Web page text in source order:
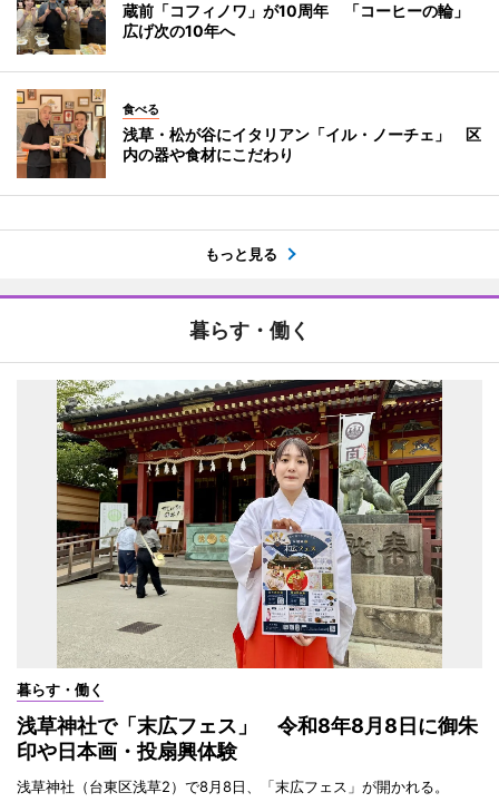
蔵前「コフィノワ」が10周年 「コーヒーの輪」
広げ次の10年へ
食べる
浅草・松が谷にイタリアン「イル・ノーチェ」 区
内の器や食材にこだわり
もっと見る
暮らす・働く
暮らす・働く
浅草神社で「末広フェス」 令和8年8月8日に御朱
印や日本画・投扇興体験
浅草神社（台東区浅草2）で8月8日、「末広フェス」が開かれる。